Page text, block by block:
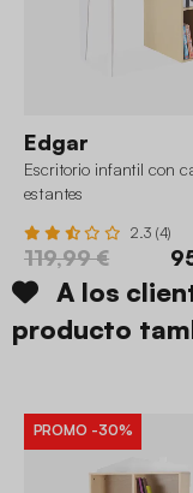
Edgar
Escritorio infantil con
estantes
2.3 (4)
119,99 €
A los
producto
PROMO -30%